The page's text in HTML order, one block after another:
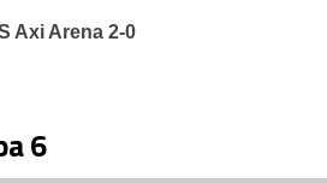
Axi Arena 2-0
6